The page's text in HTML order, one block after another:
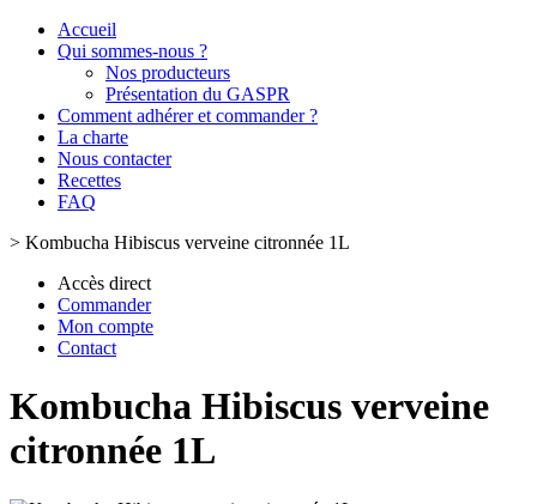
Accueil
Qui sommes-nous ?
Nos producteurs
Présentation du GASPR
Comment adhérer et commander ?
La charte
Nous contacter
Recettes
FAQ
> Kombucha Hibiscus verveine citronnée 1L
Accès direct
Commander
Mon compte
Contact
Kombucha Hibiscus verveine
citronnée 1L